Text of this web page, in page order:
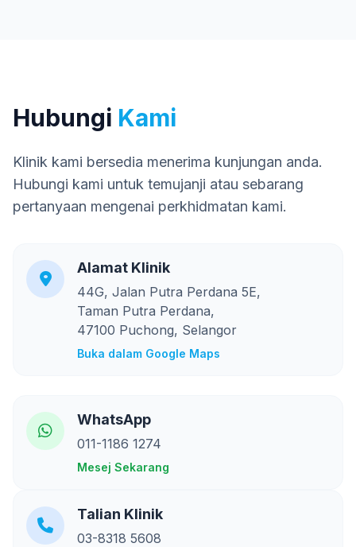
Hubungi Kami
Klinik kami bersedia menerima kunjungan anda.
Hubungi kami untuk temujanji atau sebarang
pertanyaan mengenai perkhidmatan kami.
Alamat Klinik
44G, Jalan Putra Perdana 5E,
Taman Putra Perdana,
47100 Puchong, Selangor
Buka dalam Google Maps
WhatsApp
011-1186 1274
Mesej Sekarang
Talian Klinik
03-8318 5608